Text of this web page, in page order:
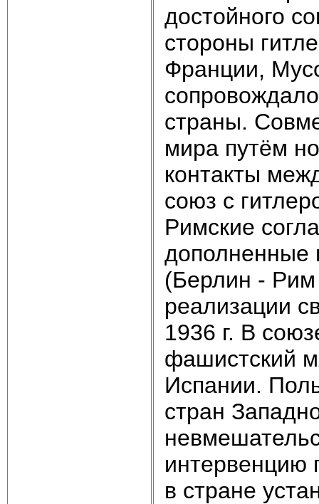
достойного
стороны
Франции,
страны.
мира путём
контакты
союз с
Римские
дополненные
(Берлин - Рим
реализации
1936 г. В
фашистский
Испании.
стран
интервенцию
в стране